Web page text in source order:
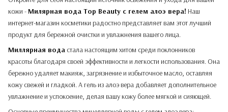
кожи -Милярная вода Top Beauty с гелем алоэ вера! Наш
интернет-магазин косметики радостно представляет вам этот лучший
продукт для бережной очистки и увлажнения вашего лица.
Миллярная вода стала настоящим хитом среди поклонников
красоты благодаря своей эффективности и легкости использования. Она
бережно удаляет макияж, загрязнение и избыточное масло, оставляя
кожу свежей и гладкой. А гель из алоэ вера добавляет дополнительное
увлажнение и успокоение, делая вашу кожу более мягкой и сияющей.